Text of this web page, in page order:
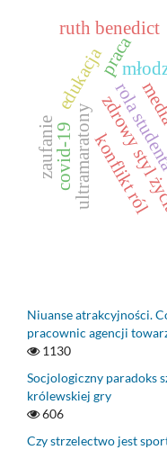
zdrowy
rola
konflikt ról
praca
ruth benedict
ultramaratony
edukacja
covid-19
zaufanie
Niuanse atrakcyjności.
pracownic agencji
1130
Socjologiczny paradoks
królewskiej gry
606
Czy strzelectwo jest